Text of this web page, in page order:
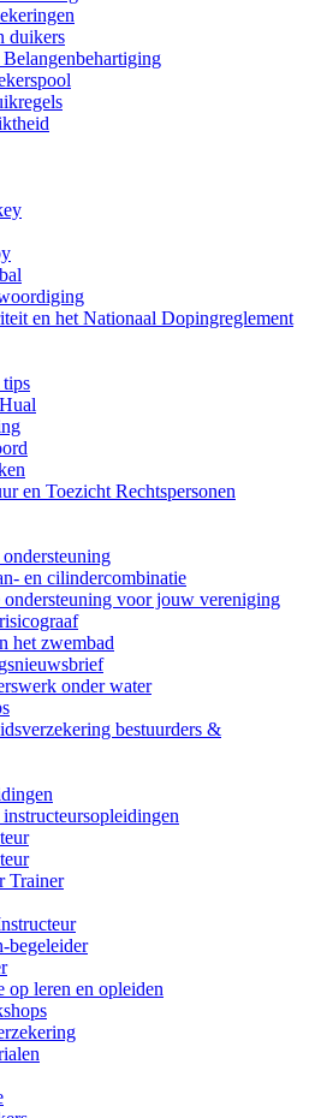
duikers
en het Nationaal Dopingreglement
en Toezicht Rechtspersonen
en cilindercombinatie
ondersteuning voor jouw vereniging
het zwembad
onder water
bestuurders &
Trainer
begeleider
op leren en opleiden